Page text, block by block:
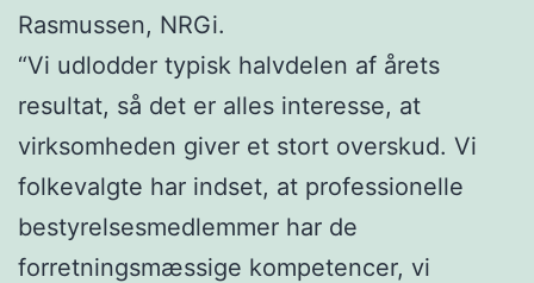
Rasmussen, NRGi.
“Vi udlodder typisk halvdelen af årets
resultat, så det er alles interesse, at
virksomheden giver et stort overskud. Vi
folkevalgte har indset, at professionelle
bestyrelsesmedlemmer har de
forretningsmæssige kompetencer, vi